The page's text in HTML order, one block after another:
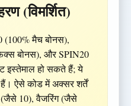
(विमर्शित)
(100% मैच बोनस),
बोनस), और SPIN20
इस्तेमाल हो सकते हैं; ये
ऐसे कोड में अक्सर शर्तें
(जैसे 10), वैजरिंग (जैसे